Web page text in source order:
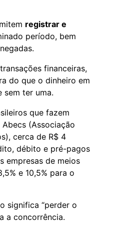
registrar e
período, bem
financeiras,
do que o dinheiro em
sem ter uma.
que fazem
(Associação
cerca de R$ 4
débito e pré-pagos
empresas de meios
e 10,5% para o
significa “perder o
a concorrência.